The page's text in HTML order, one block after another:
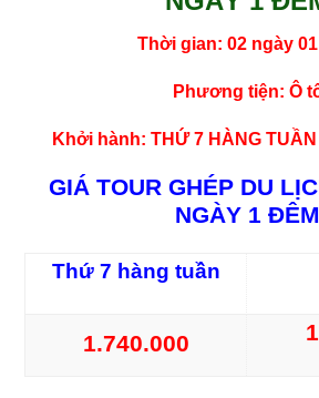
Thời gian: 02 ngày
Phương tiện: Ô
Khởi hành: THỨ 7 HÀNG
GIÁ TOUR GHÉP DU
NGÀY 1 ĐÊM
Thứ 7 hàng tuần
1.740.000